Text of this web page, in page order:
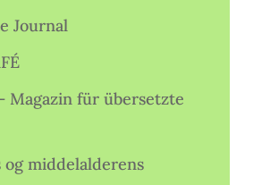
Journal
Magazin für übersetzte
middelalderens